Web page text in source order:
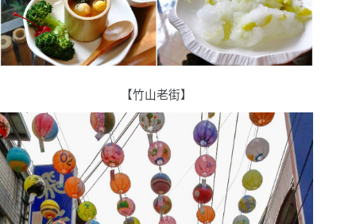
【竹山老街】